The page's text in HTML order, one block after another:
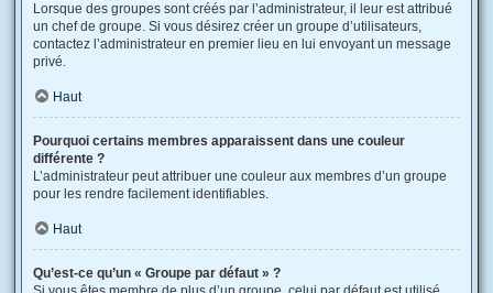
Lorsque des groupes sont créés par l’administrateur, il leur est attribué
un chef de groupe. Si vous désirez créer un groupe d’utilisateurs,
contactez l’administrateur en premier lieu en lui envoyant un message
privé.
Haut
Pourquoi certains membres apparaissent dans une couleur
différente ?
L’administrateur peut attribuer une couleur aux membres d’un groupe
pour les rendre facilement identifiables.
Haut
Qu’est-ce qu’un « Groupe par défaut » ?